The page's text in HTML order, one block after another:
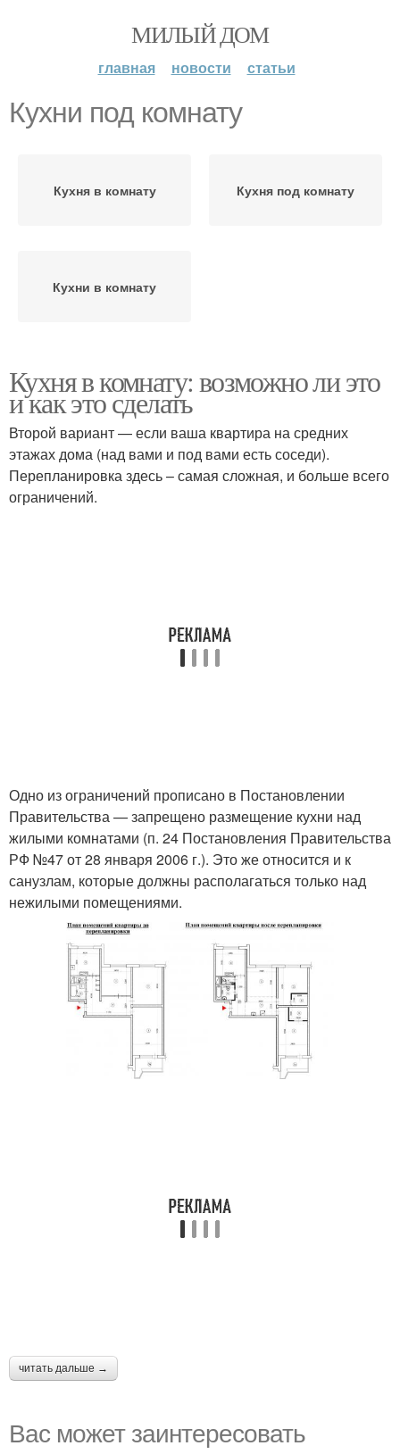
МИЛЫЙ ДОМ
главная новости статьи
Кухни под комнату
Кухня в комнату Кухня под комнату
Кухни в комнату
Кухня в комнату: возможно ли это
и как это сделать
Второй вариант — если ваша квартира на средних
этажах дома (над вами и под вами есть соседи).
Перепланировка здесь – самая сложная, и больше всего
ограничений.
Одно из ограничений прописано в Постановлении
Правительства — запрещено размещение кухни над
жилыми комнатами (п. 24 Постановления Правительства
РФ №47 от 28 января 2006 г.). Это же относится и к
санузлам, которые должны располагаться только над
нежилыми помещениями.
читать дальше →
Вас может заинтересовать